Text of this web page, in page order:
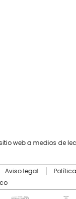
web a medios de
Aviso legal